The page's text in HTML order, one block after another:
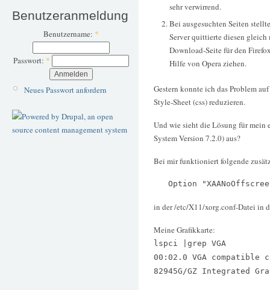
Benutzeranmeldung
Benutzername: *
Passwort: *
Neues Passwort anfordern
sehr verwirrend.
Bei ausgesuchten Seiten
Server quittierte diesen gleich
Download-Seite für den
Hilfe von Opera ziehen.
Gestern konnte ich das Problem
Style-Sheet (css) reduzieren.
Und wie sieht die Lösung für mein
System Version 7.2.0) aus?
Bei mir funktioniert folgende
Option
in der /etc/X11/xorg.conf-Datei in
Meine Grafikkarte:
lspci |grep VGA
00:02.0 VGA
82945G/GZ Integrated